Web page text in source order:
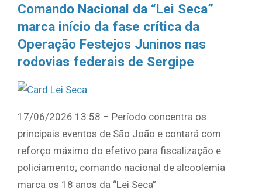
Comando Nacional da “Lei Seca”
marca início da fase crítica da
Operação Festejos Juninos nas
rodovias federais de Sergipe
17/06/2026 13:58 – Período concentra os
principais eventos de São João e contará com
reforço máximo do efetivo para fiscalização e
policiamento; comando nacional de alcoolemia
marca os 18 anos da “Lei Seca”